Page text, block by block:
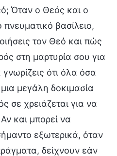
Όταν ο Θεός και ο
βασίλειο,
τον Θεό και πώς
στη μαρτυρία σου για
ότι όλα όσα
μεγάλη δοκιμασία
σε χρειάζεται για να
και μπορεί να
εξωτερικά, όταν
δείχνουν εάν